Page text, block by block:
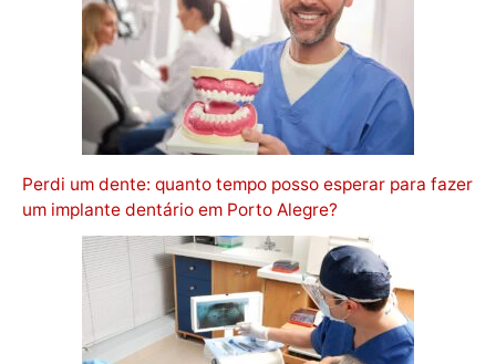
Perdi um dente: quanto tempo posso esperar para fazer
um implante dentário em Porto Alegre?